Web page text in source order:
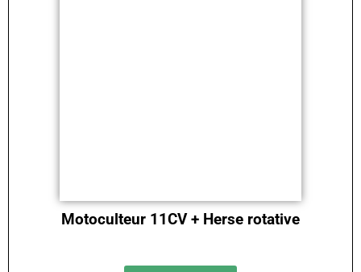
Motoculteur 11CV + Herse rotative